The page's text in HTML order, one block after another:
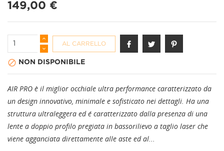
149,00 €
AL CARRELLO
 NON DISPONIBILE
AIR PRO è il miglior occhiale ultra performance caratterizzato da
un design innovativo, minimale e sofisticato nei dettagli. Ha una
struttura ultraleggera ed é caratterizzato dalla presenza di una
lente a doppio profilo pregiata in bassorilievo a taglio laser che
viene agganciata direttamente alle aste ed al...